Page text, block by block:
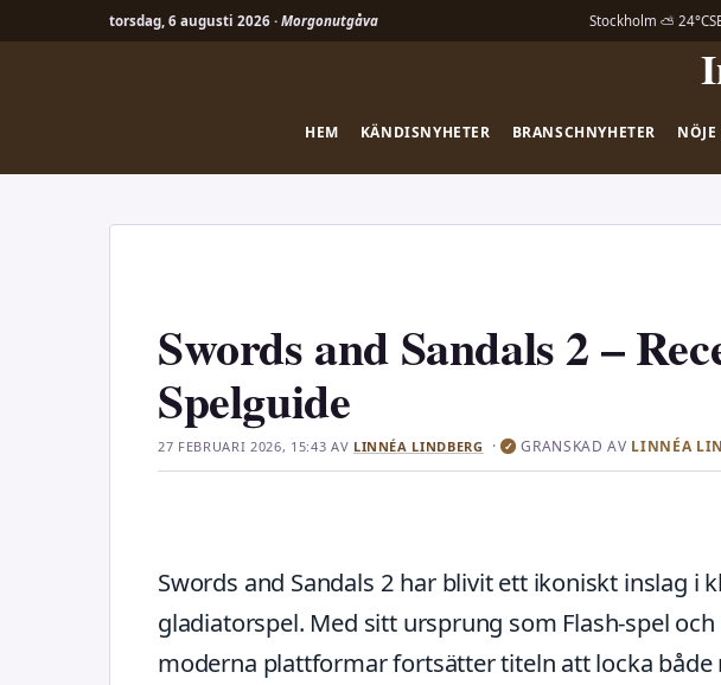
torsdag, 6 augusti 2026 · Morgonutgåva Stockholm ⛅ 24°C
HEM KÄNDISNYHETER BRANSCHNYHETER NÖJE
Swords and Sandals 2 –
Spelguide
27 FEBRUARI 2026, 15:43 AV LINNÉA LINDBERG ·✓ GRANSKAD AV LINNÉA
Swords and Sandals 2 har blivit ett ikoniskt inslag i
gladiatorspel. Med sitt ursprung som Flash-spel
moderna plattformar fortsätter titeln att locka både